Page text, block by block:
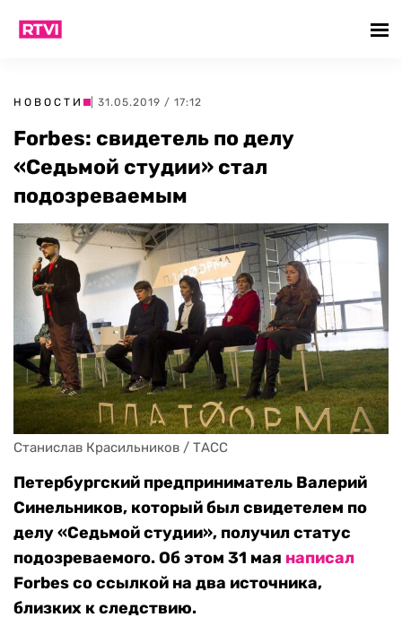
НОВОСТИ | 31.05.2019 / 17:12
Forbes: свидетель по делу
«Седьмой студии» стал
подозреваемым
Станислав Красильников / ТАСС
Петербургский предприниматель Валерий
Синельников, который был свидетелем по
делу «Седьмой студии», получил статус
подозреваемого. Об этом 31 мая написал
Forbes со ссылкой на два источника,
близких к следствию.